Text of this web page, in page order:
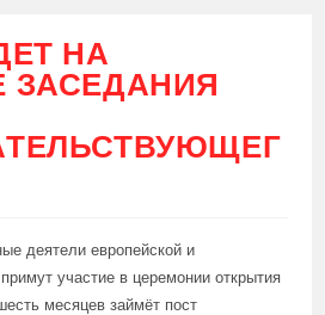
НА
ЗАСЕДАНИЯ
деятели европейской и
участие в церемонии открытия
месяцев займёт пост